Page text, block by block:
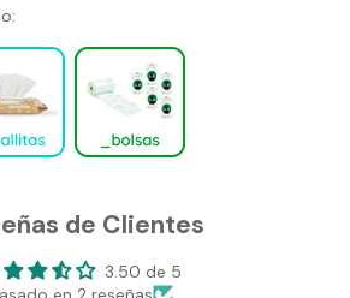
de Clientes
3.50 de 5